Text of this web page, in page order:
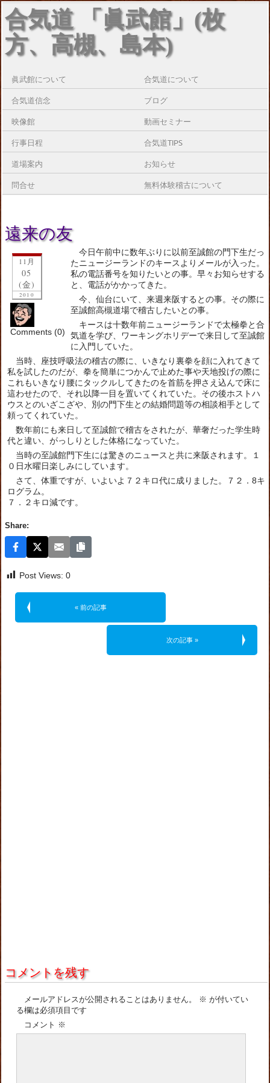
合気道 「眞武館」(枚
方、高槻、島本)
眞武館について 合気道について
合気道信念 ブログ
映像館 動画セミナー
行事日程 合気道TIPS
道場案内 お知らせ
問合せ 無料体験稽古について
遠来の友
11月
05
(金)
2010
Comments (0)
今日午前中に数年ぶりに以前至誠館の門下生だっ
たニュージーランドのキースよりメールが入った。
私の電話番号を知りたいとの事。早々お知らせする
と、電話がかかってきた。
今、仙台にいて、来週来阪するとの事。その際に
至誠館高槻道場で稽古したいとの事。
キースは十数年前ニュージーランドで太極拳と合
気道を学び、ワーキングホリデーで来日して至誠館
に入門していた。
当時、座技呼吸法の稽古の際に、いきなり裏拳を顔に入れてきて
私を試したのだが、拳を簡単につかんで止めた事や天地投げの際に
これもいきなり腰にタックルしてきたのを首筋を押さえ込んで床に
這わせたので、それ以降一目を置いてくれていた。その後ホストハ
ウスとのいざこざや、別の門下生との結婚問題等の相談相手として
頼ってくれていた。
数年前にも来日して至誠館で稽古をされたが、華奢だった学生時
代と違い、がっしりとした体格になっていた。
当時の至誠館門下生には驚きのニュースと共に来阪されます。１
０日水曜日楽しみにしています。
さて、体重ですが、いよいよ７２キロ代に成りました。７２．8キ
ログラム。
７．２キロ減です。
Share:
Post Views: 0
« 前の記事
次の記事 »
コメントを残す
メールアドレスが公開されることはありません。 ※ が付いてい
る欄は必須項目です
コメント ※